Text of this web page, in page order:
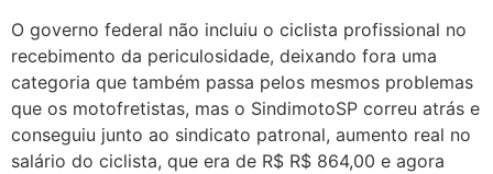
O governo federal não incluiu o ciclista profissional no
recebimento da periculosidade, deixando fora uma
categoria que também passa pelos mesmos problemas
que os motofretistas, mas o SindimotoSP correu atrás e
conseguiu junto ao sindicato patronal, aumento real no
salário do ciclista, que era de R$ R$ 864,00 e agora